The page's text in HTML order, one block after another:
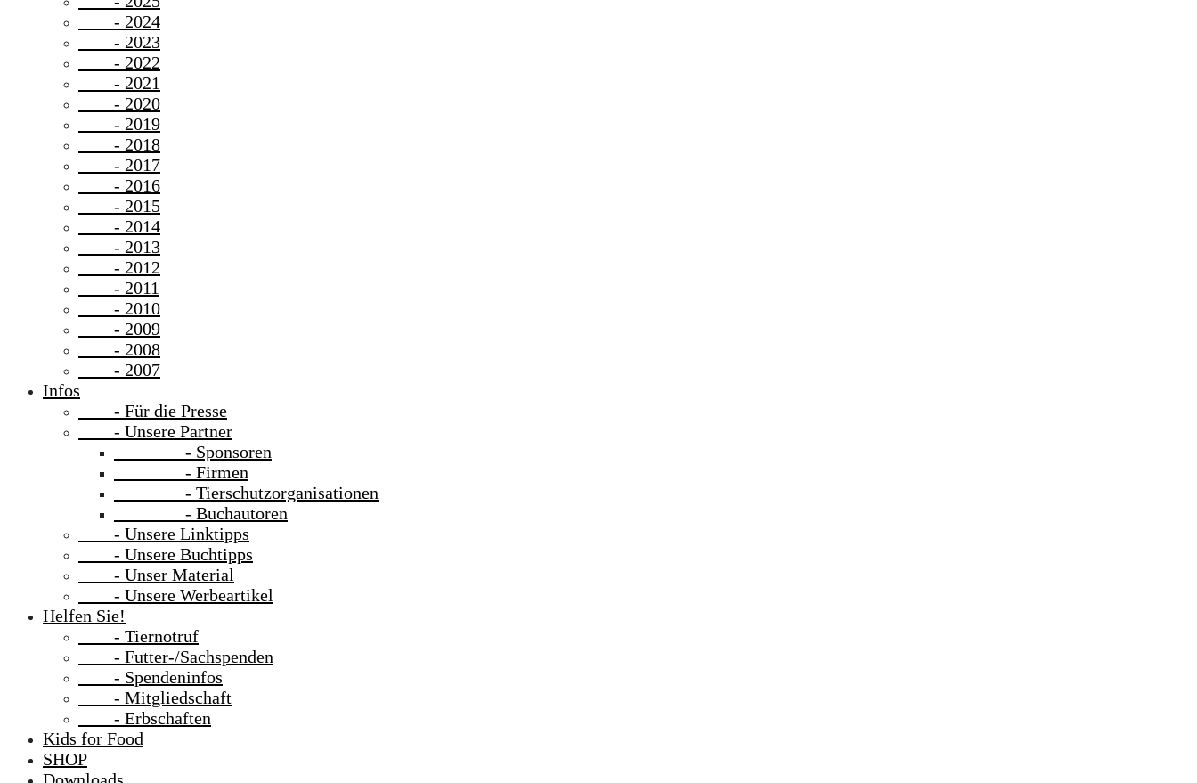
- 2024
- 2023
- 2022
- 2021
- 2020
- 2019
- 2018
- 2017
- 2016
- 2015
- 2014
- 2013
- 2012
- 2011
- 2010
- 2009
- 2008
- 2007
Infos
- Für die Presse
- Unsere Partner
- Sponsoren
- Firmen
- Tierschutzorganisationen
- Buchautoren
- Unsere Linktipps
- Unsere Buchtipps
- Unser Material
- Unsere Werbeartikel
Helfen Sie!
- Tiernotruf
- Futter-/Sachspenden
- Spendeninfos
- Mitgliedschaft
- Erbschaften
Kids for Food
SHOP